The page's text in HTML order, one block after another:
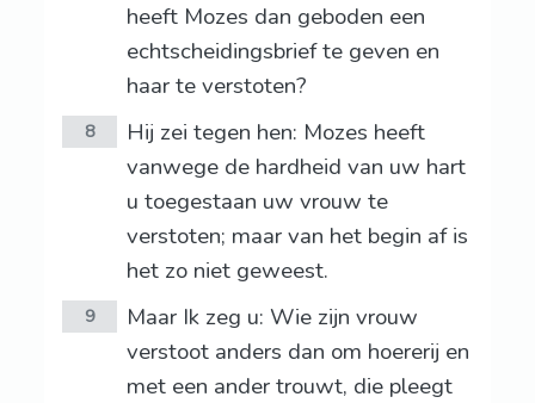
heeft Mozes dan geboden een
echtscheidingsbrief te geven en
haar te verstoten?
8
Hij zei tegen hen: Mozes heeft
vanwege de hardheid van uw hart
u toegestaan uw vrouw te
verstoten; maar van het begin af is
het zo niet geweest.
9
Maar Ik zeg u: Wie zijn vrouw
verstoot anders dan om hoererij en
met een ander trouwt, die pleegt